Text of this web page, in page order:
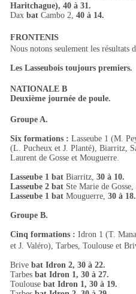
Haritchague), 40 à 31.
Dax batCambo 2, 40 à 14.
FRONTENIS
Nous notons seulement les résultats
Les Lasseubois toujours premiers.
NATIONALE B
Deuxième journée de poule.
Groupe A.
Six formations :Lasseube 1 (M.
(L. Pucheux et J. Planté), Biarritz,
Laurent de Gosse et Mouguerre.
Lasseube 1 batBiarritz, 30 à 10.
Lasseube 2 bat Ste Marie de Gosse,
Lasseube 1 batMouguerre, 30 à 18.
Groupe B.
Cinq formations :Idron 1 (T.
et J. Valéro), Tarbes, Toulouse et
Brive bat Idron 2, 30 à 22.
Tarbes bat Idron 1, 30 à 27.
Toulouse bat Idron 1, 30 à 19.